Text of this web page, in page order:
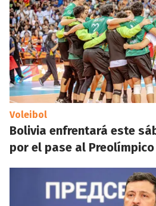
Voleibol
Bolivia enfrentará este
por el pase al